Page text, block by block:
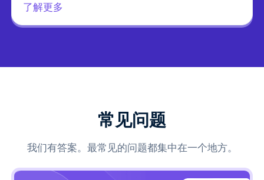
了解更多
常见问题
我们有答案。最常见的问题都集中在一个地方。